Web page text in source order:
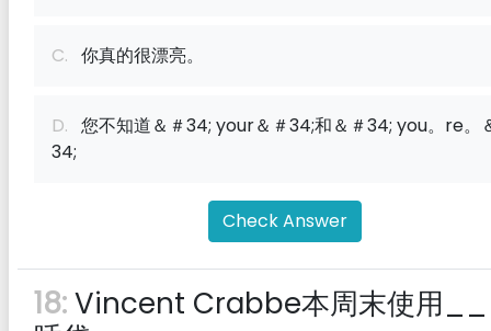
C. 你真的很漂亮。
D. 您不知道＆＃34; your＆＃34;和＆＃34; you。re。
34;
Check Answer
18:Vincent Crabbe本周末使用